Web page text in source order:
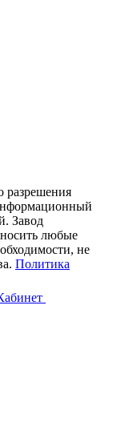
разрешения
Завод
любые
не
Политика